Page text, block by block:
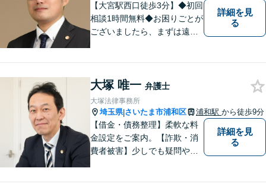
【大宮駅西口徒歩3分】◆初回
相談1時間無料◆お困りごとが
ございましたら、まずは遠慮
詳細を見
る
大塚 唯一 弁護士
大塚法律事務所
埼玉県|さいたま市浦和区 浦和駅 から徒歩9分
【借金・債務整理】柔軟な料
金設定をご案内。【詐欺・消
費者被害】少しでも疑問や不
詳細を見
る